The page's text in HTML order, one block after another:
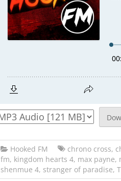
Hooked FM chrono cross,
fm, kingdom hearts 4, max payne,
shenmue 4, stranger of paradise,